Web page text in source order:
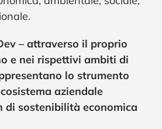
– attraverso il proprio
e nei rispettivi ambiti di
lo strumento
aziendale
di sostenibilità economica